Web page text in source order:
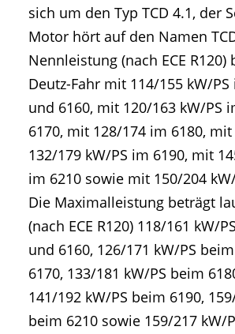
sich um den Typ TCD 4.1, der
Motor hört auf den Namen
Nennleistung (nach ECE R120)
Deutz-Fahr mit 114/155 kW/PS
und 6160, mit 120/163 kW/PS
6170, mit 128/174 im 6180, mit
132/179 kW/PS im 6190, mit
im 6210 sowie mit 150/204
Die Maximalleistung beträgt
(nach ECE R120) 118/161 kW/
und 6160, 126/171 kW/PS
6170, 133/181 kW/PS beim
141/192 kW/PS beim 6190,
beim 6210 sowie 159/217 kW/